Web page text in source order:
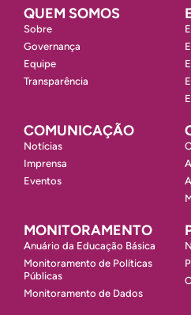
QUEM SOMOS
Sobre
Governança
Equipe
Transparência
COMUNICAÇÃO
Notícias
Imprensa
Eventos
MONITORAMENTO
Anuário da Educação Básica
Monitoramento de Políticas
Públicas
Monitoramento de Dados